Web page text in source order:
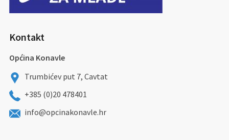
Kontakt
Općina Konavle
Trumbićev put 7, Cavtat
+385 (0)20 478401
info@opcinakonavle.hr